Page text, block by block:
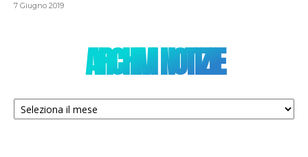
7 Giugno 2019
ARCHIVI NOTIZIE
Archivi
notizie